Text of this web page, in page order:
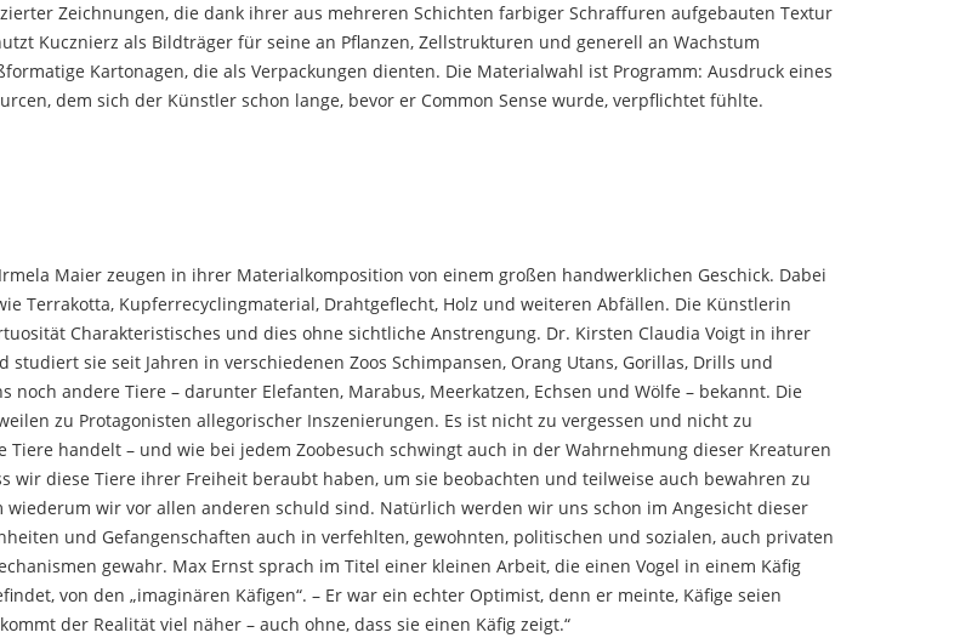
Zeichnungen, die dank ihrer aus mehreren Schichten farbiger Schraffuren aufgebauten Textur
Kucznierz als Bildträger für seine an Pflanzen, Zellstrukturen und generell an Wachstum
Kartonagen, die als Verpackungen dienten. Die Materialwahl ist Programm: Ausdruck eines
dem sich der Künstler schon lange, bevor er Common Sense wurde, verpflichtet fühlte.
Maier zeugen in ihrer Materialkomposition von einem großen handwerklichen Geschick. Dabei
Terrakotta, Kupferrecyclingmaterial, Drahtgeflecht, Holz und weiteren Abfällen. Die Künstlerin
Charakteristisches und dies ohne sichtliche Anstrengung. Dr. Kirsten Claudia Voigt in ihrer
studiert sie seit Jahren in verschiedenen Zoos Schimpansen, Orang Utans, Gorillas, Drills und
noch andere Tiere – darunter Elefanten, Marabus, Meerkatzen, Echsen und Wölfe – bekannt. Die
zu Protagonisten allegorischer Inszenierungen. Es ist nicht zu vergessen und nicht zu
Tiere handelt – und wie bei jedem Zoobesuch schwingt auch in der Wahrnehmung dieser Kreaturen
wir diese Tiere ihrer Freiheit beraubt haben, um sie beobachten und teilweise auch bewahren zu
wiederum wir vor allen anderen schuld sind. Natürlich werden wir uns schon im Angesicht dieser
und Gefangenschaften auch in verfehlten, gewohnten, politischen und sozialen, auch privaten
gewahr. Max Ernst sprach im Titel einer kleinen Arbeit, die einen Vogel in einem Käfig
von den „imaginären Käfigen“. – Er war ein echter Optimist, denn er meinte, Käfige seien
der Realität viel näher – auch ohne, dass sie einen Käfig zeigt.“